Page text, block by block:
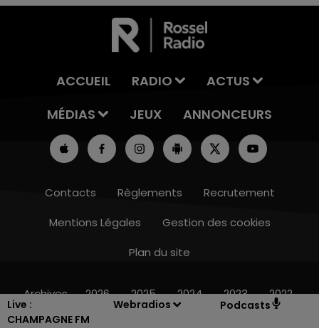
Live :
CHAMPAGNE FM
Webradios Podcasts
ACCUEIL RADIO
ACTUS
MÉDIAS
JEUX ANNONCEURS
Contacts Règlements
Recrutement
Mentions Légales
Gestion des cookies
Plan du site
Archives 2026 2025 2024 2023 2022